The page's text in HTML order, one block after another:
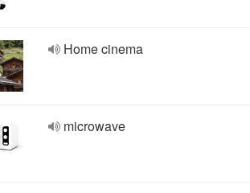
Home cinema
microwave